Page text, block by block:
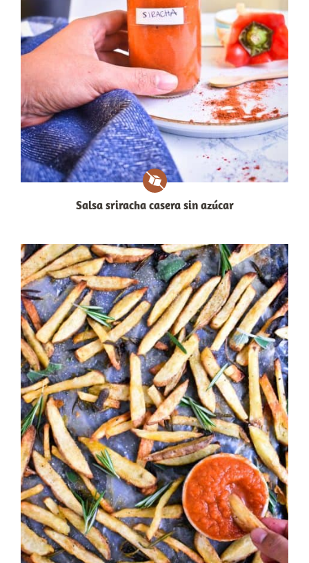
Salsa sriracha casera sin azúcar